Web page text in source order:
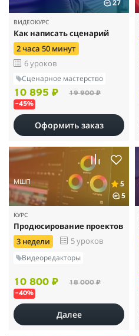
27
ВИДЕОКУРС
Как написать сценарий
2 часа 50 минут
6 уроков
Сценарное мастерство
10 895 ₽ 19 900 ₽
–45%
Оформить заказ
МШП
5
5
КУРС
Продюсирование проектов
3 недели
5 уроков
Видеоредакторы
10 800 ₽ 18 000 ₽
–40%
Далее